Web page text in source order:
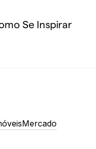
Se Inspirar
Mercado